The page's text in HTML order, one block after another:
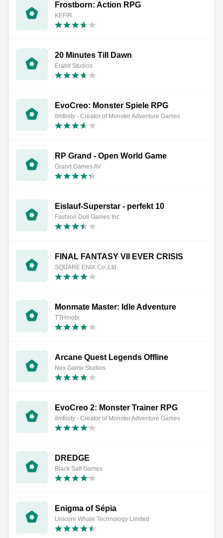
Frostborn: Action RPG
KEFIR
20 Minutes Till Dawn
Erabit Studios
EvoCreo: Monster Spiele RPG
ilmfinity - Creator of Monster Adventure Games
RP Grand - Open World Game
Grand Games AV
Eislauf-Superstar - perfekt 10
Fashion Doll Games Inc
FINAL FANTASY VII EVER CRISIS
SQUARE ENIX Co.,Ltd.
Monmate Master: Idle Adventure
TTHmobi
Arcane Quest Legends Offline
Nex Game Studios
EvoCreo 2: Monster Trainer RPG
ilmfinity - Creator of Monster Adventure Games
DREDGE
Black Salt Games
Enigma of Sépia
Unicorn Whale Technology Limited